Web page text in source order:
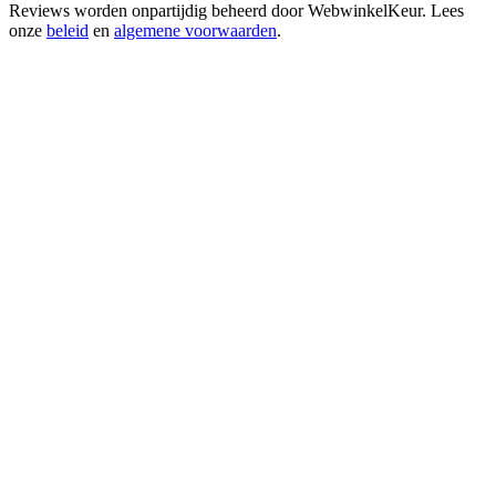
Reviews worden onpartijdig beheerd doorWebwinkelKeur. Lees
onze beleid en algemene voorwaarden.